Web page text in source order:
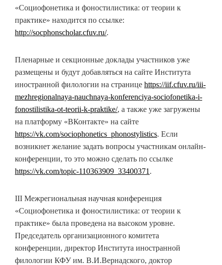
«Социофонетика и фоностилистика: от теории к
практике» находится по ссылке:
http://socphonscholar.cfuv.ru/.
Пленарные и секционные доклады участников уже
размещены и будут добавляться на сайте Института
иностранной филологии на странице https://iif.cfuv.ru/iii-
mezhregionalnaya-nauchnaya-konferenciya-sociofonetika-i-
fonostilistika-ot-teorii-k-praktike/, а также уже загружены
на платформу «ВКонтакте» на сайте
https://vk.com/sociophonetics_phonostylistics. Если
возникнет желание задать вопросы участникам онлайн-
конференции, то это можно сделать по ссылке
https://vk.com/topic-110363909_33400371 .
III Межрегиональная научная конференция
«Социофонетика и фоностилистика: от теории к
практике» была проведена на высоком уровне.
Председатель организационного комитета
конференции, директор Института иностранной
филологии КФУ им. В.И.Вернадского, доктор